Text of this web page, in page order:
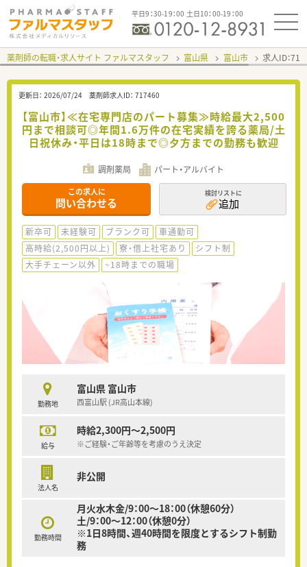
平日9：30-19：00 土日10：00-19：00
薬剤師の転職・求人サイト ファルマスタッフ 富山県 富山市 求人ID：
更新日： 2026/07/24 薬剤師求人ID： 717460
【富山市】≪在宅専門店のパート募集≫時給最大2,500
円まで相談可◎年間1.6万件の在宅実績を誇る薬局/土
日祝休み・平日は18時まで◎夕方までの勤務も歓迎
調剤薬局 パート・アルバイト
この求人に
問い合わせる
検討リストに
追加
新卒可 未経験可 ブランク可
車通勤可
高時給(2,500円以上)
寮・借上社宅あり
シフト制
大手チェーン以外
~18時までの職場
勤務地
富山県 富山市
西富山駅 (JR高山本線)
給与
時給2,300円～2,500円
※ご経験・ご年齢等を考慮のうえ決定
法人名
非公開
勤務時間
月火水木金/9：00～18：00（休憩60分）
土/9：00～12：00（休憩0分）
※1日8時間、週40時間を限度とするシフト制勤
務